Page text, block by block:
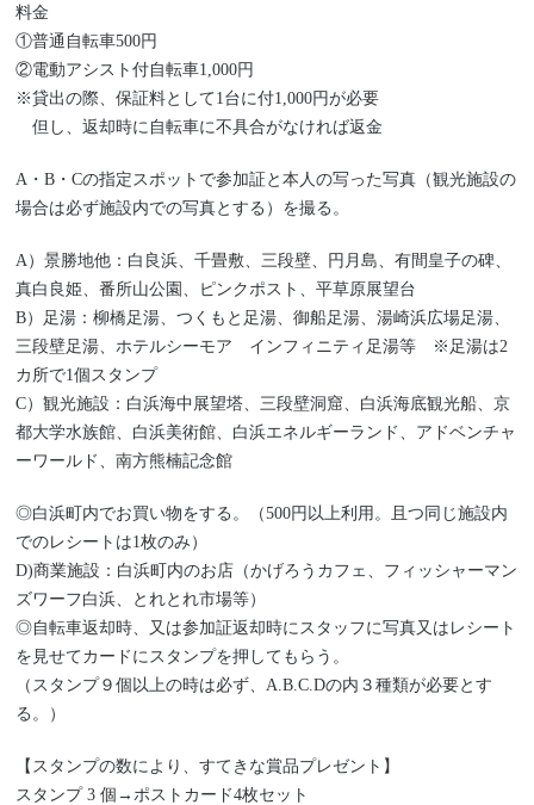
料金
①普通自転車500円
②電動アシスト付自転車1,000円
※貸出の際、保証料として1台に付1,000円が必要
但し、返却時に自転車に不具合がなければ返金
A・B・Cの指定スポットで参加証と本人の写った写真（観光施設の
場合は必ず施設内での写真とする）を撮る。
A）景勝地他：白良浜、千畳敷、三段壁、円月島、有間皇子の碑、
真白良姫、番所山公園、ピンクポスト、平草原展望台
B）足湯：柳橋足湯、つくもと足湯、御船足湯、湯崎浜広場足湯、
三段壁足湯、ホテルシーモア インフィニティ足湯等 ※足湯は2
カ所で1個スタンプ
C）観光施設：白浜海中展望塔、三段壁洞窟、白浜海底観光船、京
都大学水族館、白浜美術館、白浜エネルギーランド、アドベンチャ
ーワールド、南方熊楠記念館
◎白浜町内でお買い物をする。（500円以上利用。且つ同じ施設内
でのレシートは1枚のみ）
D)商業施設：白浜町内のお店（かげろうカフェ、フィッシャーマン
ズワーフ白浜、とれとれ市場等）
◎自転車返却時、又は参加証返却時にスタッフに写真又はレシート
を見せてカードにスタンプを押してもらう。
（スタンプ９個以上の時は必ず、A.B.C.Dの内３種類が必要とす
る。）
【スタンプの数により、すてきな賞品プレゼント】
スタンプ 3 個→ポストカード4枚セット